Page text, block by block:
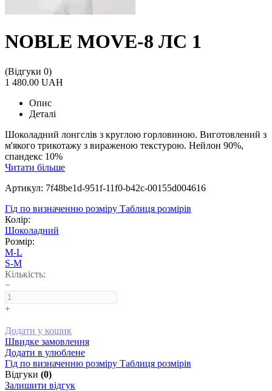
NOBLE MOVE-8 ЛС 1
(Відгуки 0)
1 480.00 UAH
Опис
Деталі
Шоколадний лонгслів з круглою горловиною. Виготовлений з
м'якого трикотажу з вираженою текстурою. Нейлон 90%,
спандекс 10%
Читати більше
Артикул: 7f48be1d-951f-11f0-b42c-00155d004616
Гід по визначенню розміру Таблиця розмірів
Колір:
Шоколадний
Розмір:
M-L
S-M
Кількість:
−
+
Додати у кошик
Швидке замовлення
Додати в улюблене
Гід по визначенню розміру Таблиця розмірів
Відгуки (0)
Залишити відгук